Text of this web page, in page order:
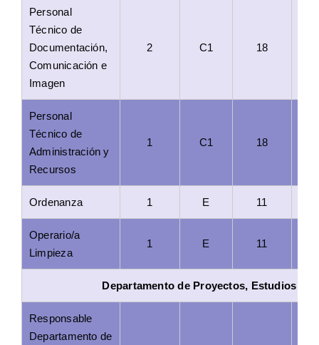
Personal
Técnico de
Documentación,
Comunicación e
Imagen
2 C1 18
Personal
Técnico de
Administración y
Recursos
1 C1 18
Ordenanza 1 E 11
Operario/a
Limpieza
1 E 11
Departamento de Proyectos, Estudios e
Responsable
Departamento de